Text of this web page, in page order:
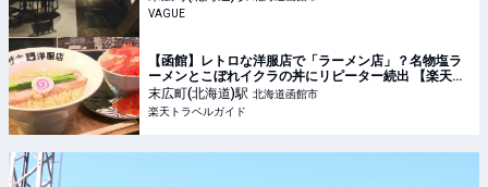
ァーグ)
VAGUE
【函館】レトロな洋服店で「ラーメン店」？名物塩ラ
ーメンとこぼれイクラの丼にリピーター続出 【楽天ト
ラベル】
末広町(北海道)駅 北海道函館市
楽天トラベルガイド